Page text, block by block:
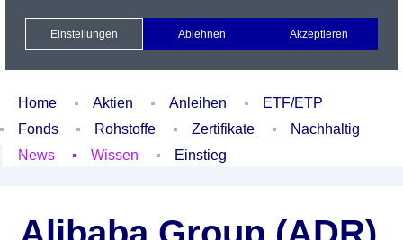
Xetra Realtime
Watchlist Portfolio Login
Home Aktien Anleihen
ETF/ETP
Fonds
Rohstoffe Zertifikate
Nachhaltig
News
Wissen Einstieg
Einstellungen Ablehnen Akzeptieren